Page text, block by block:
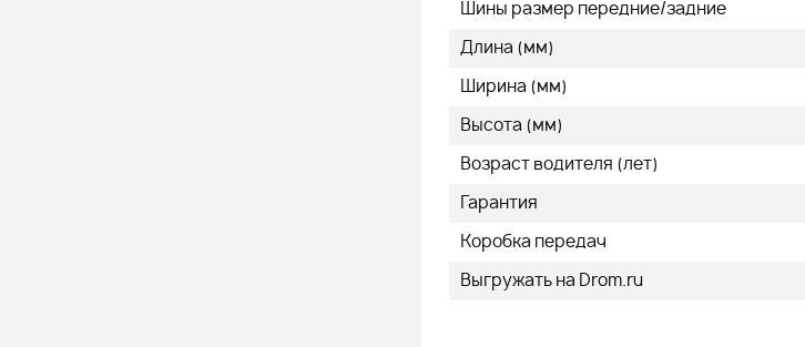
Шины размер передние/задние
Длина (мм)
Ширина (мм)
Высота (мм)
Возраст водителя (лет)
Гарантия
Коробка передач
Выгружать на Drom.ru